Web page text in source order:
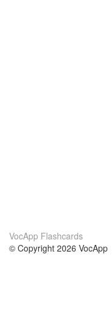
VocApp Flashcards
© Copyright 2026 VocApp